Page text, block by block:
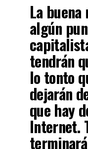
La
algún
tendrán
lo tonto
dejarán
que hay
Internet.